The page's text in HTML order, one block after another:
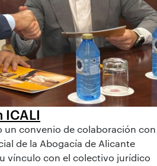
ICALI
un convenio de colaboración con
de la Abogacía de Alicante
vínculo con el colectivo jurídico